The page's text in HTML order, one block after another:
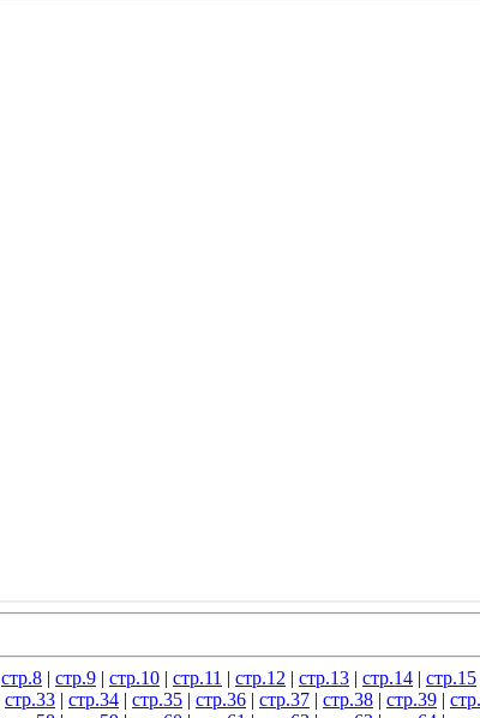
стр.8 | стр.9 | стр.10 | стр.11 | стр.12 | стр.13 | стр.14 | стр.15
стр.33 | стр.34 | стр.35 | стр.36 | стр.37 | стр.38 | стр.39 |